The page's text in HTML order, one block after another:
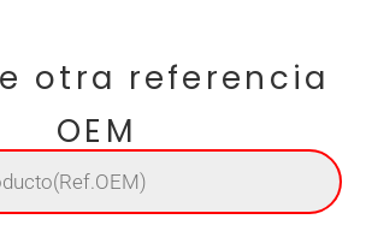
otra referencia
OEM